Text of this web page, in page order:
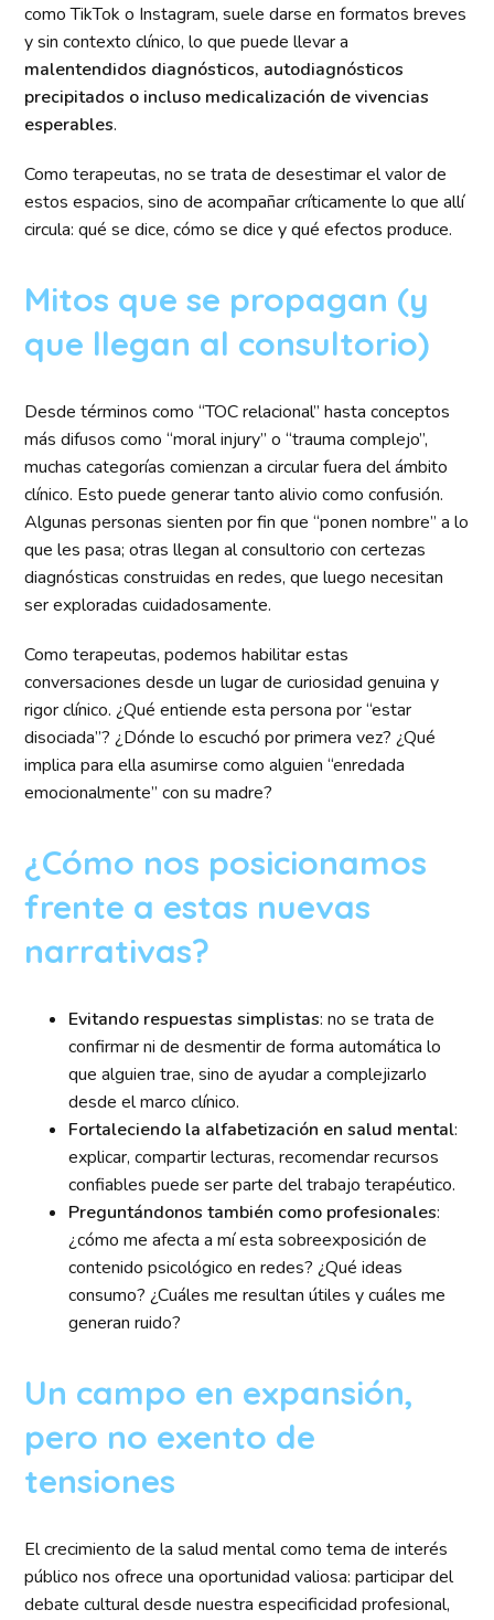
como TikTok o Instagram, suele darse en formatos breves
y sin contexto clínico, lo que puede llevar a
malentendidos diagnósticos, autodiagnósticos
precipitados o incluso medicalización de vivencias
esperables.
Como terapeutas, no se trata de desestimar el valor de
estos espacios, sino de acompañar críticamente lo que allí
circula: qué se dice, cómo se dice y qué efectos produce.
Mitos que se propagan (y
que llegan al consultorio)
Desde términos como “TOC relacional” hasta conceptos
más difusos como “moral injury” o “trauma complejo”,
muchas categorías comienzan a circular fuera del ámbito
clínico. Esto puede generar tanto alivio como confusión.
Algunas personas sienten por fin que “ponen nombre” a lo
que les pasa; otras llegan al consultorio con certezas
diagnósticas construidas en redes, que luego necesitan
ser exploradas cuidadosamente.
Como terapeutas, podemos habilitar estas
conversaciones desde un lugar de curiosidad genuina y
rigor clínico. ¿Qué entiende esta persona por “estar
disociada”? ¿Dónde lo escuchó por primera vez? ¿Qué
implica para ella asumirse como alguien “enredada
emocionalmente” con su madre?
¿Cómo nos posicionamos
frente a estas nuevas
narrativas?
Evitando respuestas simplistas: no se trata de
confirmar ni de desmentir de forma automática lo
que alguien trae, sino de ayudar a complejizarlo
desde el marco clínico.
Fortaleciendo la alfabetización en salud mental:
explicar, compartir lecturas, recomendar recursos
confiables puede ser parte del trabajo terapéutico.
Preguntándonos también como profesionales:
¿cómo me afecta a mí esta sobreexposición de
contenido psicológico en redes? ¿Qué ideas
consumo? ¿Cuáles me resultan útiles y cuáles me
generan ruido?
Un campo en expansión,
pero no exento de
tensiones
El crecimiento de la salud mental como tema de interés
público nos ofrece una oportunidad valiosa: participar del
debate cultural desde nuestra especificidad profesional,